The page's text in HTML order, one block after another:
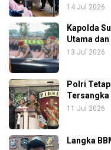
14 Jul 2026
Kapolda
Utama
13 Jul 2026
Polri
Tersangka
11 Jul 2026
Langka